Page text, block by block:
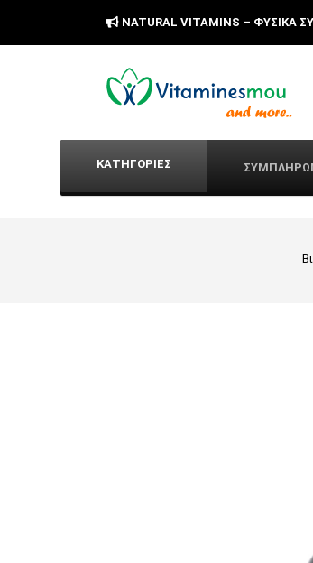
NATURAL VITAMINS –
ΚΑΤΗΓΟΡΙΕΣ